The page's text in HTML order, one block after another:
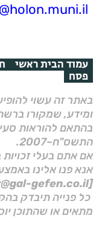
עמוד הבית ראשי
פסח
באתר זה עשוי
ומידע, שמקורו
התשס"ח–2007.
אם אתם בעלי
אנא פנו אלינו
[Manager@gal-gefen.co.il]
כל פנייה תיבדק
מתאים או שהתוכן